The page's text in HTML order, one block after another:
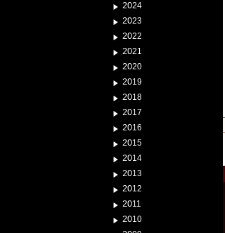
2024
2023
2022
2021
2020
2019
2018
2017
2016
2015
2014
2013
2012
2011
2010